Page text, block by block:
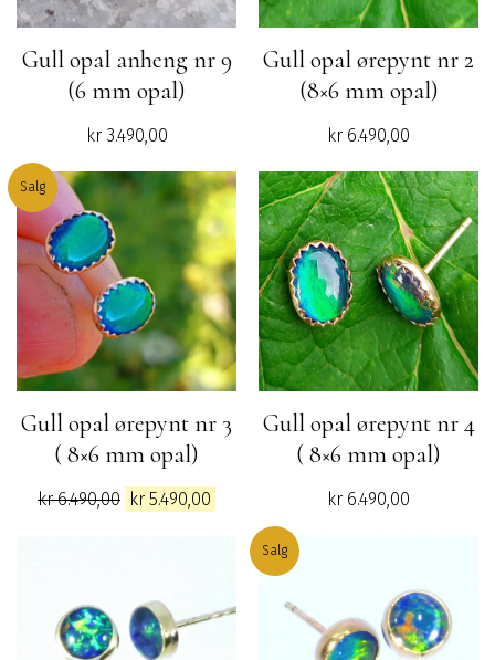
Gull opal anheng nr 9
(6 mm opal)
kr3.490,00
Gull opal ørepynt nr 2
(8×6 mm opal)
kr 6.490,00
Salg
Gull opal ørepynt nr 3
( 8×6 mm opal)
kr6.490,00 Opprinnelig
kr 5.490,00
kr 5.490,00.
Gull opal ørepynt nr 4
( 8×6 mm opal)
kr 6.490,00
Salg